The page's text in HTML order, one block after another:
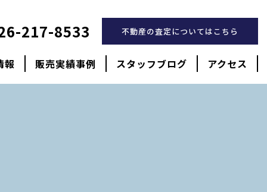
217-8533 不動産の査定についてはこちら
報 販売実績事例 スタッフブログ アクセス